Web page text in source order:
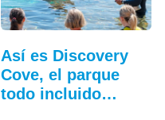
Así es Discovery
Cove, el parque
todo incluido